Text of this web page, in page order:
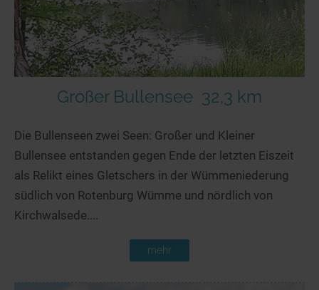
Großer Bullensee 32,3 km
Die Bullenseen zwei Seen: Großer und Kleiner
Bullensee entstanden gegen Ende der letzten Eiszeit
als Relikt eines Gletschers in der Wümmeniederung
südlich von Rotenburg Wümme und nördlich von
Kirchwalsede....
mehr